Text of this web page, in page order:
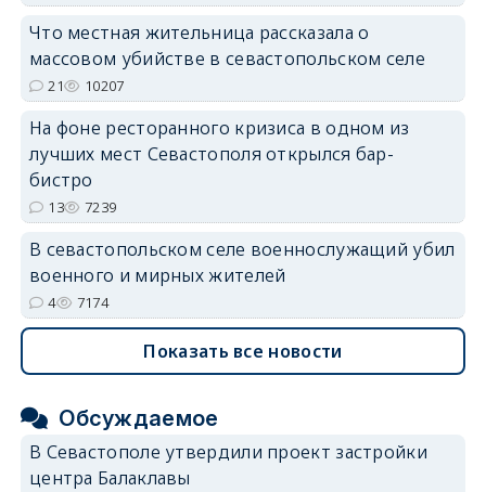
Что местная жительница рассказала о
массовом убийстве в севастопольском селе
21 10207
На фоне ресторанного кризиса в одном из
лучших мест Севастополя открылся бар-
бистро
13 7239
В севастопольском селе военнослужащий убил
военного и мирных жителей
4 7174
Показать все новости
Обсуждаемое
В Севастополе утвердили проект застройки
центра Балаклавы